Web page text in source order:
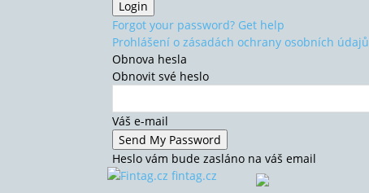
Forgot your password? Get help
Prohlášení o zásadách ochrany osobních údajů
Obnova hesla
Obnovit své heslo
Váš e-mail
Heslo vám bude zasláno na váš email
fintag.cz